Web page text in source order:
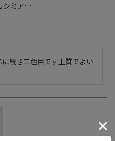
シミア…
続き二色目です上質でよい